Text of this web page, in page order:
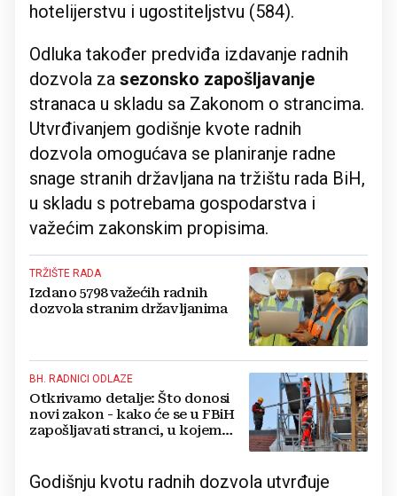
hotelijerstvu i ugostiteljstvu (584).
Odluka također predviđa izdavanje radnih
dozvola za sezonsko zapošljavanje
stranaca u skladu sa Zakonom o strancima.
Utvrđivanjem godišnje kvote radnih
dozvola omogućava se planiranje radne
snage stranih državljana na tržištu rada BiH,
u skladu s potrebama gospodarstva i
važećim zakonskim propisima.
TRŽIŠTE RADA
Izdano 5798 važećih radnih
dozvola stranim državljanima
BH. RADNICI ODLAZE
Otkrivamo detalje: Što donosi
novi zakon - kako će se u FBiH
zapošljavati stranci, u kojem
Godišnju kvotu radnih dozvola utvrđuje